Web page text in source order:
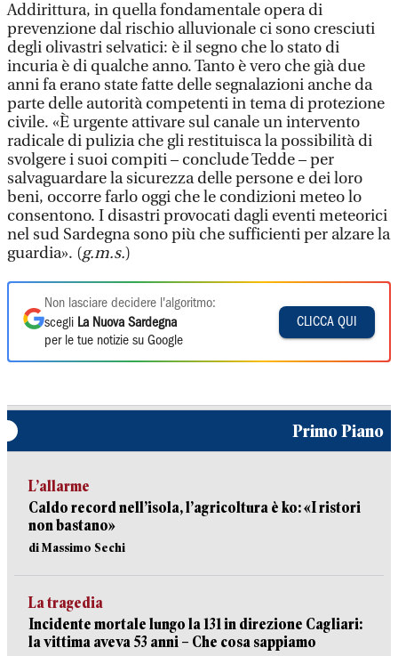
Addirittura, in quella fondamentale opera di
prevenzione dal rischio alluvionale ci sono cresciuti
degli olivastri selvatici: è il segno che lo stato di
incuria è di qualche anno. Tanto è vero che già due
anni fa erano state fatte delle segnalazioni anche da
parte delle autorità competenti in tema di protezione
civile. «È urgente attivare sul canale un intervento
radicale di pulizia che gli restituisca la possibilità di
svolgere i suoi compiti – conclude Tedde – per
salvaguardare la sicurezza delle persone e dei loro
beni, occorre farlo oggi che le condizioni meteo lo
consentono. I disastri provocati dagli eventi meteorici
nel sud Sardegna sono più che sufficienti per alzare la
guardia». (g.m.s.)
Non lasciare decidere l'algoritmo:
scegli La Nuova Sardegna
per le tue notizie su Google
CLICCA QUI
Primo Piano
L’allarme
Caldo record nell’isola, l’agricoltura è ko: «I ristori
non bastano»
di Massimo Sechi
La tragedia
Incidente mortale lungo la 131 in direzione Cagliari:
la vittima aveva 53 anni – Che cosa sappiamo